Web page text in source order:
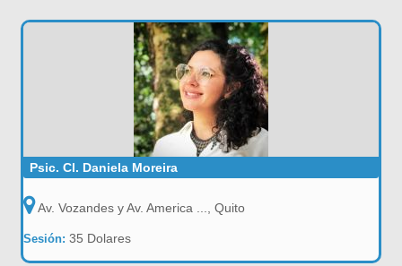
Psic. Cl. Daniela Moreira
Av. Vozandes y Av. America ..., Quito
Sesión:35 Dolares